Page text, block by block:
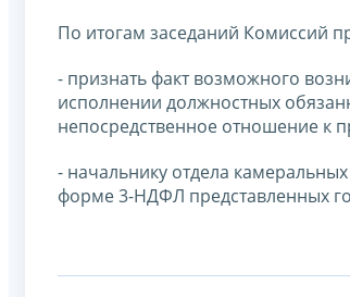
По итогам заседаний Комиссий
- признать факт возможного
исполнении должностных
непосредственное отношение к
- начальнику отдела
форме 3-НДФЛ представленных